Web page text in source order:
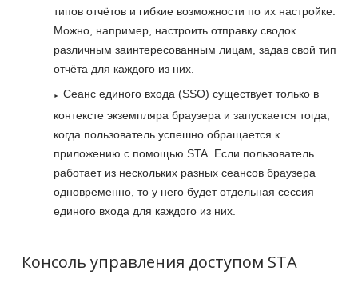
типов отчётов и гибкие возможности по их настройке.
Можно, например, настроить отправку сводок
различным заинтересованным лицам, задав свой тип
отчёта для каждого из них.
Сеанс единого входа (SSO) существует только в
контексте экземпляра браузера и запускается тогда,
когда пользователь успешно обращается к
приложению с помощью STA. Если пользователь
работает из нескольких разных сеансов браузера
одновременно, то у него будет отдельная сессия
единого входа для каждого из них.
Консоль управления доступом STA